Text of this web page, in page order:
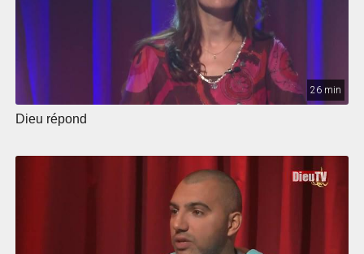
26 min
Dieu répond